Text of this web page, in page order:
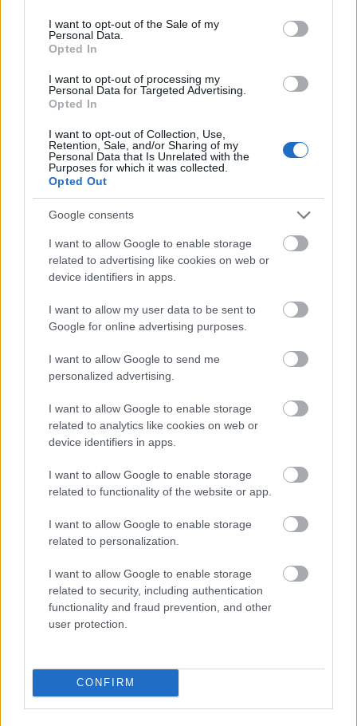
consent section.
I want to opt-out of the Sale of my
Personal Data.
Opted In
I want to opt-out of processing my
Personal Data for Targeted Advertising.
Opted In
I want to opt-out of Collection, Use,
Retention, Sale, and/or Sharing of my
Personal Data that Is Unrelated with the
Purposes for which it was collected.
Opted Out
Google consents
I want to allow Google to enable storage
related to advertising like cookies on web or
device identifiers in apps.
I want to allow my user data to be sent to
Google for online advertising purposes.
I want to allow Google to send me
personalized advertising.
I want to allow Google to enable storage
related to analytics like cookies on web or
device identifiers in apps.
I want to allow Google to enable storage
related to functionality of the website or app.
I want to allow Google to enable storage
related to personalization.
I want to allow Google to enable storage
related to security, including authentication
functionality and fraud prevention, and other
user protection.
CONFIRM
Στη συνέχεια θα αξιολογήσετε της υπηρεσίες της
αυτοδιοίκησης. Οι απαντήσεις που αφορούν την
αυτοδιοίκηση (δήμους και περιφέρειες
) αφορούν
το δήμο (και επομένως και την περιφέρεια) που
Μητρώο Επικοινωνίας.
Μπορείτε να αξιολογήσετε τα
ακόλουθα: Κατάσταση Οδικού Δικτύου
αρμοδιότητας Περιφέρειας , Ψηφιακές Υπηρεσίες
Περιφέρειας, Ψηφιακές Υπηρεσίες Δήμου,
Κατάσταση Οδικού Δικτύου αρμοδιότητας Δήμου,
Καθαριότητα, Ηλεκτροφωτισμός, Κοινωνικές
Υπηρεσίες, ΚΑΠΗ / Λέσχες Φιλίας, Πρόγραμμα
Πρωτοβάθμιας και Δευτεροβάθμιας Εκπαίδευσης,
Πάρκα, Παιδικές Χαρές, Χώροι Στάθμευσης,
Δημοτικά Ιατρεία, Ανακύκλωση απορριμμάτων,
Συγκοινωνία, Κατάσταση πεζοδρομίων, Υποδομές
για ΑμεΑ (πχ. Ράμπες σε πεζοδρόμια, θέσεις
αναπήρων), Κέντρα Εξυπηρέτησης Πολιτών,
Δημοτική Αστυνομία, Πρόγραμμα διαχείρισης
αδέσποτων ζώων συντροφιάς (σκύλων και γατών)
Η πρώτη ερώτηση είναι η εξής: « Σε μια κλίμακα
ικανοποιημένος/η» πώς θα αξιολογούσατε τις
παρακάτω υπηρεσίες, αρμοδιότητας των Δήμων